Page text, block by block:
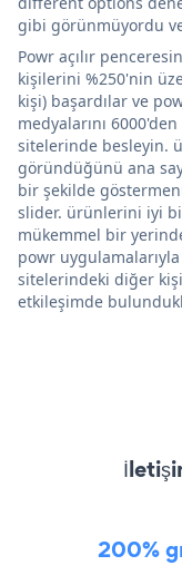
gibi görünmüyordu ve
Powr açılır
kişilerini %250'nin
kişi) başardılar ve
medyalarını
sitelerinde besleyin.
göründüğünü ana
bir şekilde
slider. ürünlerini iyi
mükemmel bir
powr
sitelerindeki diğer
etkileşimde
200%